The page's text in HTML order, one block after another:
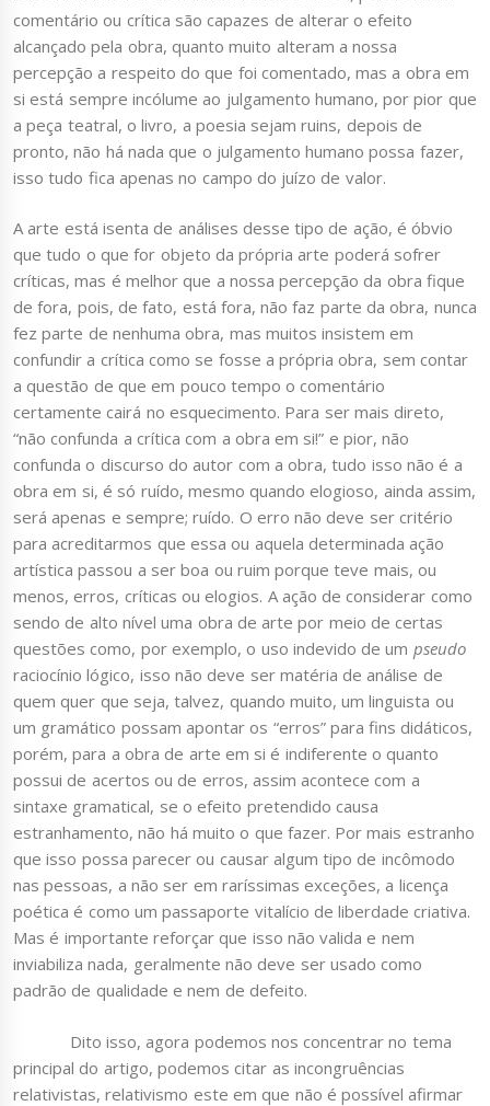
comentário ou crítica são capazes de alterar o efeito
alcançado pela obra, quanto muito alteram a nossa
percepção a respeito do que foi comentado, mas a obra em
si está sempre incólume ao julgamento humano, por pior que
a peça teatral, o livro, a poesia sejam ruins, depois de
pronto, não há nada que o julgamento humano possa fazer,
isso tudo fica apenas no campo do juízo de valor.
A arte está isenta de análises desse tipo de ação, é óbvio
que tudo o que for objeto da própria arte poderá sofrer
críticas, mas é melhor que a nossa percepção da obra fique
de fora, pois, de fato, está fora, não faz parte da obra, nunca
fez parte de nenhuma obra, mas muitos insistem em
confundir a crítica como se fosse a própria obra, sem contar
a questão de que em pouco tempo o comentário
certamente cairá no esquecimento. Para ser mais direto,
“não confunda a crítica com a obra em si!” e pior, não
confunda o discurso do autor com a obra, tudo isso não é a
obra em si, é só ruído, mesmo quando elogioso, ainda assim,
será apenas e sempre; ruído. O erro não deve ser critério
para acreditarmos que essa ou aquela determinada ação
artística passou a ser boa ou ruim porque teve mais, ou
menos, erros, críticas ou elogios. A ação de considerar como
sendo de alto nível uma obra de arte por meio de certas
questões como, por exemplo, o uso indevido de um pseudo
raciocínio lógico, isso não deve ser matéria de análise de
quem quer que seja, talvez, quando muito, um linguista ou
um gramático possam apontar os “erros” para fins didáticos,
porém, para a obra de arte em si é indiferente o quanto
possui de acertos ou de erros, assim acontece com a
sintaxe gramatical, se o efeito pretendido causa
estranhamento, não há muito o que fazer. Por mais estranho
que isso possa parecer ou causar algum tipo de incômodo
nas pessoas, a não ser em raríssimas exceções, a licença
poética é como um passaporte vitalício de liberdade criativa.
Mas é importante reforçar que isso não valida e nem
inviabiliza nada, geralmente não deve ser usado como
padrão de qualidade e nem de defeito.
Dito isso, agora podemos nos concentrar no tema
principal do artigo, podemos citar as incongruências
relativistas, relativismo este em que não é possível afirmar